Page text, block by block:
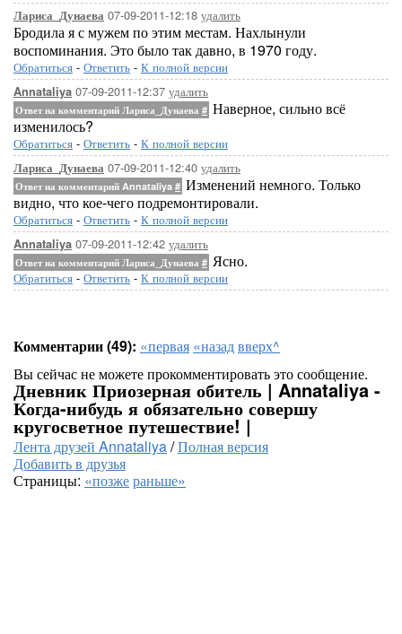
Лариса_Дунаева 07-09-2011-12:18 удалить
Бродила я с мужем по этим местам. Нахлынули
воспоминания. Это было так давно, в 1970 году.
Обратиться - Ответить - К полной версии
Annataliya 07-09-2011-12:37 удалить
Ответ на комментарий Лариса_Дунаева # Наверное, сильно всё
изменилось?
Обратиться - Ответить - К полной версии
Лариса_Дунаева 07-09-2011-12:40 удалить
Ответ на комментарий Annataliya # Изменений немного. Только
видно, что кое-чего подремонтировали.
Обратиться - Ответить - К полной версии
Annataliya 07-09-2011-12:42 удалить
Ответ на комментарий Лариса_Дунаева # Ясно.
Обратиться - Ответить - К полной версии
Комментарии (49): «первая «назадвверх^
Вы сейчас не можете прокомментировать это сообщение.
Дневник Приозерная обитель | Annataliya -
Когда-нибудь я обязательно совершу
кругосветное путешествие! |
Лента друзей Annataliya/Полная версия
Добавить в друзья
Страницы: «позжераньше»